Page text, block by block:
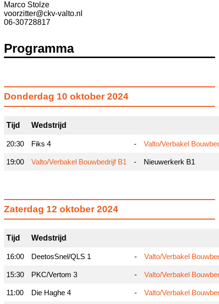
Marco Stolze
voorzitter@ckv-valto.nl
06-30728817
Programma
Donderdag 10 oktober 2024
Tijd Wedstrijd
20:30 Fiks 4 - Valto/Verbakel
19:00 Valto/Verbakel Bouwbedrijf B1 - Nieuwerkerk B1
Zaterdag 12 oktober 2024
Tijd Wedstrijd
16:00 DeetosSnel/QLS 1 - Valto/Verbakel
15:30 PKC/Vertom 3 - Valto/Verbakel
11:00 Die Haghe 4 - Valto/Verbakel